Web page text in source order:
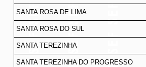
SANTA ROSA DE LIMA
SANTA ROSA DO SUL
SANTA TEREZINHA
SANTA TEREZINHA DO PROGRESSO